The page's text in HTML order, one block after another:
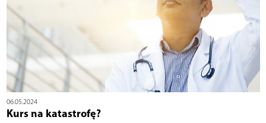
06.05.2024
Kurs na katastrofę?